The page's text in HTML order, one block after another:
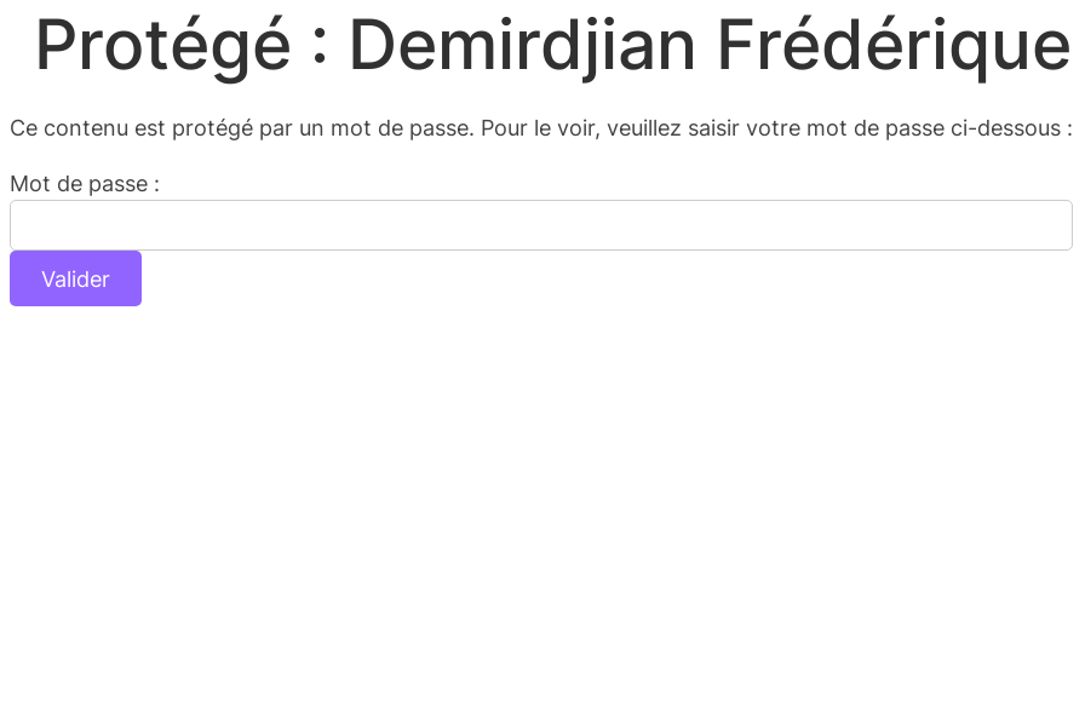
Protégé : Demirdjian Frédérique
Ce contenu est protégé par un mot de passe. Pour le voir, veuillez saisir votre mot de passe ci-dessous :
Mot de passe :